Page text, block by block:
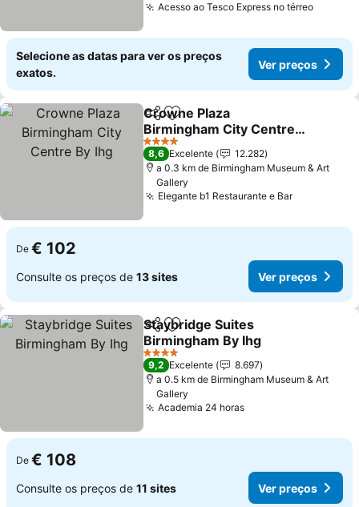
Acesso ao Tesco Express no térreo
Selecione as datas para ver os preços
exatos.
Ver preços
PartilharAdicionar aos favoritos
Crowne Plaza
Birmingham City Centre
By Ihg
4 Estrelas
8,6 Excelente
12.282
a 0.3 km de Birmingham Museum & Art
Gallery
Elegante b1 Restaurante e Bar
De € 102
Consulte os preços de 13 sites Ver preços
PartilharAdicionar aos favoritos
Staybridge Suites
Birmingham By Ihg
4 Estrelas
9,2 Excelente
8.697
a 0.5 km de Birmingham Museum & Art
Gallery
Academia 24 horas
De € 108
Consulte os preços de 11 sites Ver preços